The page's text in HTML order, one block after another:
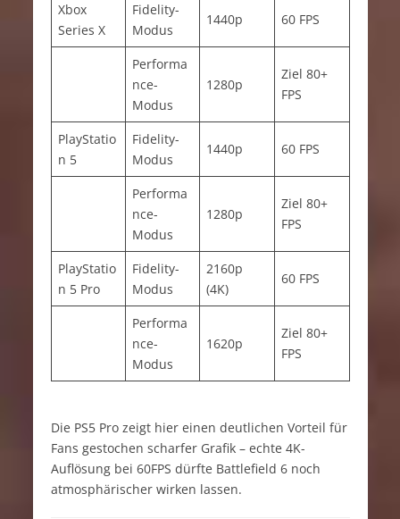
Xbox
Series X
Fidelity-
Modus
1440p 60 FPS
Performa
nce-
Modus
1280p
Ziel 80+
FPS
PlayStatio
n 5
Fidelity-
Modus
1440p 60 FPS
Performa
nce-
Modus
1280p
Ziel 80+
FPS
PlayStatio
n 5 Pro
Fidelity-
Modus
2160p
(4K)
60 FPS
Performa
nce-
Modus
1620p
Ziel 80+
FPS
Die PS5 Pro zeigt hier einen deutlichen Vorteil für
Fans gestochen scharfer Grafik – echte 4K-
Auflösung bei 60FPS dürfte Battlefield 6 noch
atmosphärischer wirken lassen.